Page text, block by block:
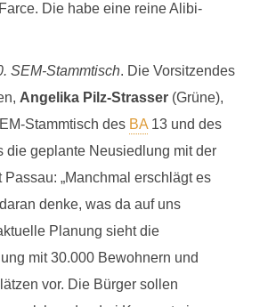
Die habe eine reine Alibi-
SEM-Stammtisch. Die Vorsitzendes
Angelika Pilz-Strasser(Grüne),
Stammtisch des BA13 und des
die geplante Neusiedlung mit der
„Manchmal erschlägt es
denke, was da auf uns
Planung sieht die
mit 30.000 Bewohnern und
vor. Die Bürger sollen